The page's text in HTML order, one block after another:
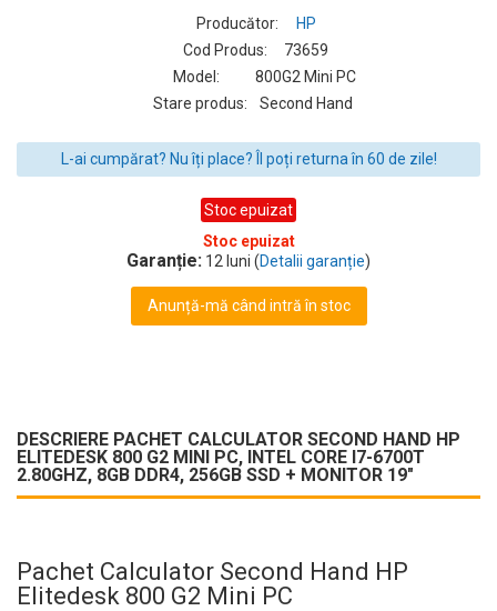
Producător:
HP
Cod Produs:
73659
Model:
800G2 Mini PC
Stare produs:
Second Hand
L-ai cumpărat? Nu îți place? Îl poți returna în 60 de zile!
Stoc epuizat
Stoc epuizat
Garanție: 12 luni (Detalii garanție)
Anunță-mă când intră în stoc
DESCRIERE PACHET CALCULATOR SECOND HAND HP
ELITEDESK 800 G2 MINI PC, INTEL CORE I7-6700T
2.80GHZ, 8GB DDR4, 256GB SSD + MONITOR 19"
Pachet Calculator Second Hand HP
Elitedesk 800 G2 Mini PC